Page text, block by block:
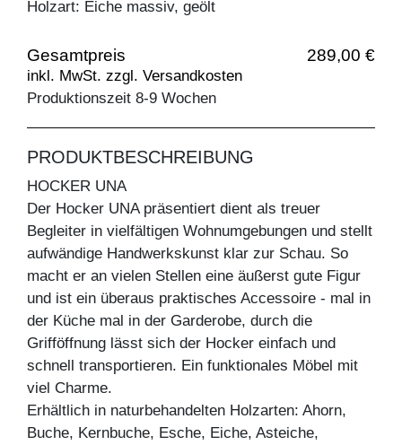
Holzart: Eiche massiv, geölt
Gesamtpreis 289,00 €
inkl. MwSt. zzgl. Versandkosten
Produktionszeit 8-9 Wochen
PRODUKTBESCHREIBUNG
HOCKER UNA
Der Hocker UNA präsentiert dient als treuer
Begleiter in vielfältigen Wohnumgebungen und stellt
aufwändige Handwerkskunst klar zur Schau. So
macht er an vielen Stellen eine äußerst gute Figur
und ist ein überaus praktisches Accessoire - mal in
der Küche mal in der Garderobe, durch die
Grifföffnung lässt sich der Hocker einfach und
schnell transportieren. Ein funktionales Möbel mit
viel Charme.
Erhältlich in naturbehandelten Holzarten: Ahorn,
Buche, Kernbuche, Esche, Eiche, Asteiche,